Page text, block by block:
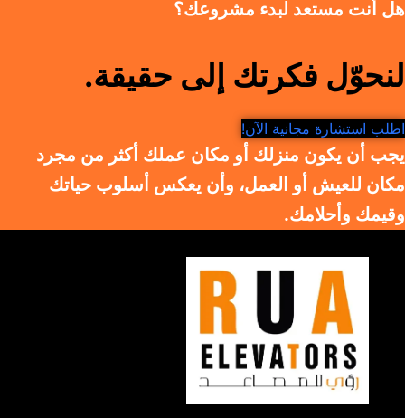
هل أنت مستعد لبدء مشروعك؟
لنحوّل فكرتك إلى حقيقة.
اطلب استشارة مجانية الآن!
يجب أن يكون منزلك أو مكان عملك أكثر من مجرد
مكان للعيش أو العمل، وأن يعكس أسلوب حياتك
وقيمك وأحلامك.